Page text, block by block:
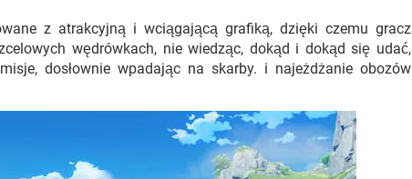
z atrakcyjną i wciągającą grafiką, dzięki czemu gracz
wędrówkach, nie wiedząc, dokąd i dokąd się udać,
dosłownie wpadając na skarby. i najeżdżanie obozów